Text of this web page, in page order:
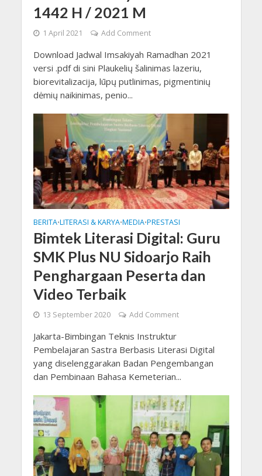
1442 H / 2021 M
1 April 2021 Add Comment
Download Jadwal Imsakiyah Ramadhan 2021
versi .pdf di sini Plaukelių šalinimas lazeriu,
biorevitalizacija, lūpų putlinimas, pigmentinių
dėmių naikinimas, penio...
BERITA•LITERASI & KARYA•MEDIA•PRESTASI
Bimtek Literasi Digital: Guru
SMK Plus NU Sidoarjo Raih
Penghargaan Peserta dan
Video Terbaik
13 September 2020 Add Comment
Jakarta-Bimbingan Teknis Instruktur
Pembelajaran Sastra Berbasis Literasi Digital
yang diselenggarakan Badan Pengembangan
dan Pembinaan Bahasa Kemeterian...